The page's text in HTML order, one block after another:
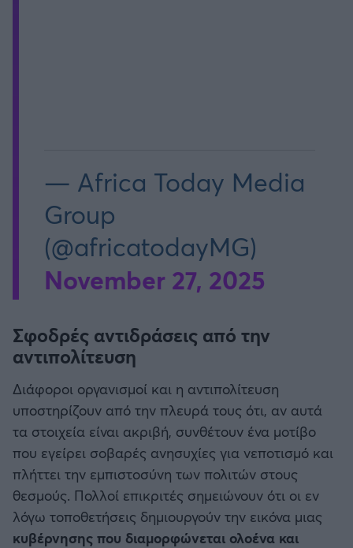
— Africa Today Media
Group
(@africatodayMG)
November 27, 2025
Σφοδρές αντιδράσεις από την
αντιπολίτευση
Διάφοροι οργανισμοί και η αντιπολίτευση
υποστηρίζουν από την πλευρά τους ότι, αν αυτά
τα στοιχεία είναι ακριβή, συνθέτουν ένα μοτίβο
που εγείρει σοβαρές ανησυχίες για νεποτισμό και
πλήττει την εμπιστοσύνη των πολιτών στους
θεσμούς. Πολλοί επικριτές σημειώνουν ότι οι εν
λόγω τοποθετήσεις δημιουργούν την εικόνα μιας
κυβέρνησης που διαμορφώνεται ολοένα και